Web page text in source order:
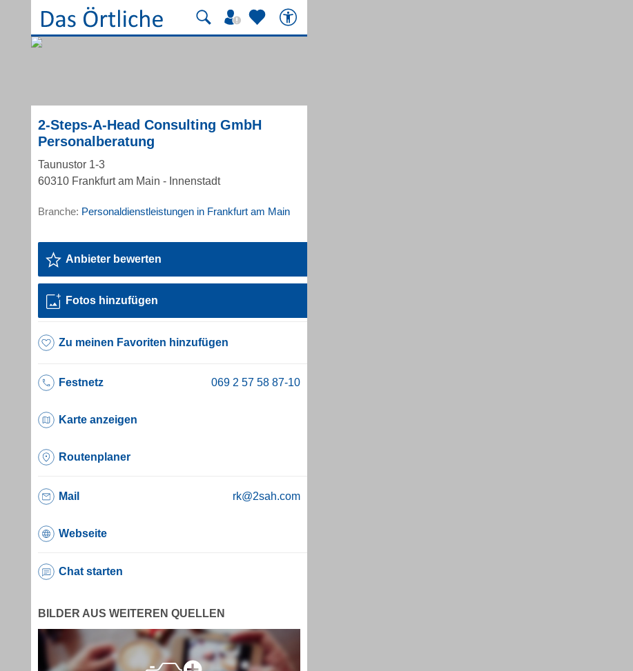
2-Steps-A-Head Consulting GmbH
Personalberatung
Taunustor 1-3
60310 Frankfurt am Main - Innenstadt
Branche: Personaldienstleistungen in Frankfurt am Main
Anbieter bewerten
Fotos hinzufügen
Zu meinen Favoriten hinzufügen
Festnetz
Karte anzeigen
Routenplaner
Mail rk@2sah.com
Webseite
Chat starten
BILDER AUS WEITEREN QUELLEN